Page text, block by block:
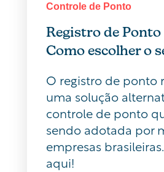
Controle de Ponto
Registro de
Como escolher o
O registro de ponto
uma solução
controle de ponto
sendo adotada por
empresas
aqui!